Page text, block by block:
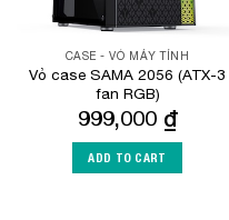
CASE - VỎ MÁY TÍNH
Vỏ case SAMA 2056 (ATX-3
fan RGB)
999,000 ₫
ADD TO CART